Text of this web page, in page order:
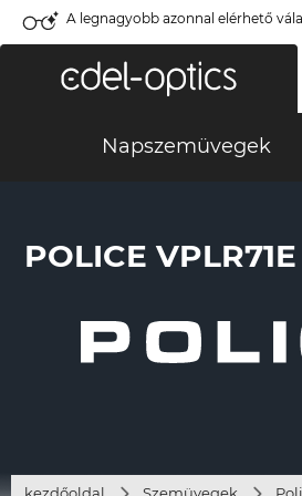
A legnagyobb azonnal elérhető
Napszemüvegek
POLICE